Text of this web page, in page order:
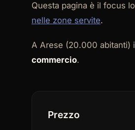
Questa pagina è il focus
nelle zone servite.
A Arese (20.000 abitanti)
commercio.
Prezzo